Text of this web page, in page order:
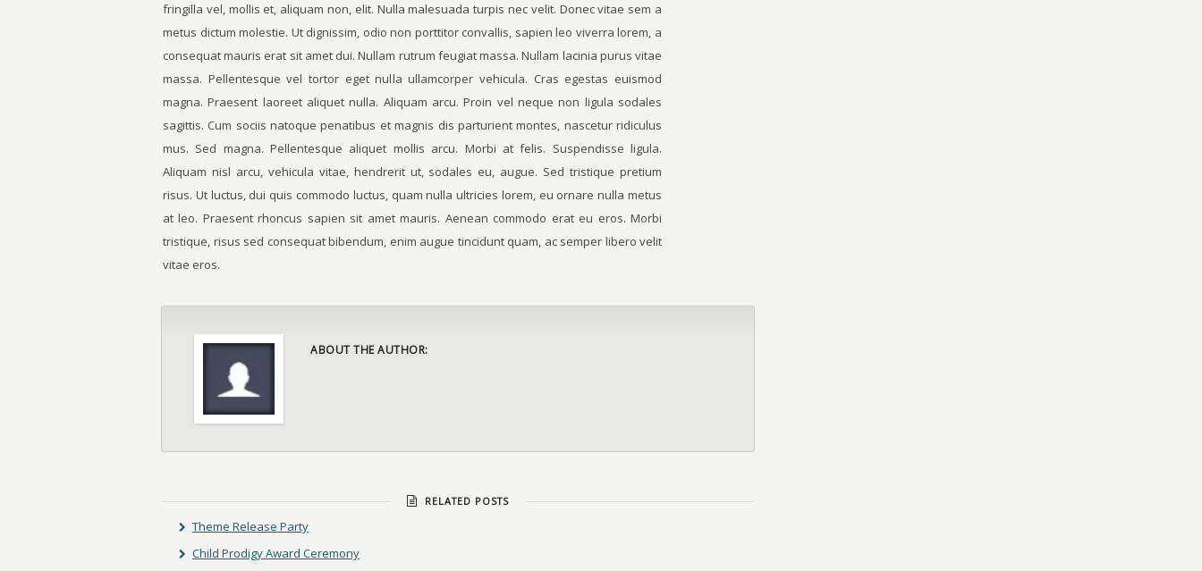
fringilla vel, mollis et, aliquam non, elit. Nulla malesuada turpis nec velit. Donec vitae sem a
metus dictum molestie. Ut dignissim, odio non porttitor convallis, sapien leo viverra lorem, a
consequat mauris erat sit amet dui. Nullam rutrum feugiat massa. Nullam lacinia purus vitae
massa. Pellentesque vel tortor eget nulla ullamcorper vehicula. Cras egestas euismod
magna. Praesent laoreet aliquet nulla. Aliquam arcu. Proin vel neque non ligula sodales
sagittis. Cum sociis natoque penatibus et magnis dis parturient montes, nascetur ridiculus
mus. Sed magna. Pellentesque aliquet mollis arcu. Morbi at felis. Suspendisse ligula.
Aliquam nisl arcu, vehicula vitae, hendrerit ut, sodales eu, augue. Sed tristique pretium
risus. Ut luctus, dui quis commodo luctus, quam nulla ultricies lorem, eu ornare nulla metus
at leo. Praesent rhoncus sapien sit amet mauris. Aenean commodo erat eu eros. Morbi
tristique, risus sed consequat bibendum, enim augue tincidunt quam, ac semper libero velit
vitae eros.
ABOUT THE AUTHOR:
RELATED POSTS
Theme Release Party
Child Prodigy Award Ceremony